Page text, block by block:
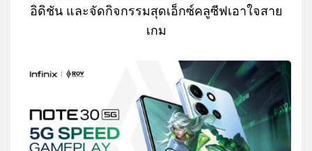
อิดิชัน และจัดกิจกรรมสุดเอ็กซ์คลูซีฟเอาใจสาย
เกม